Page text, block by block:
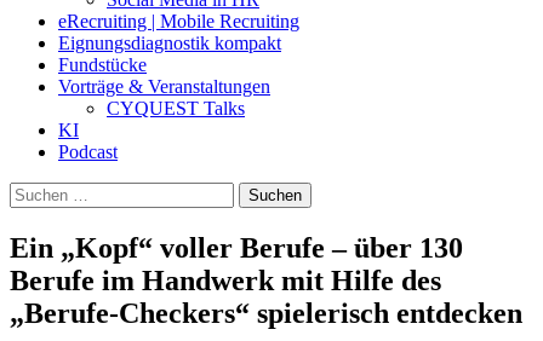
eRecruiting | Mobile Recruiting
Eignungsdiagnostik kompakt
Fundstücke
Vorträge & Veranstaltungen
CYQUEST Talks
KI
Podcast
Suchen
nach:
Ein „Kopf“ voller Berufe – über 130
Berufe im Handwerk mit Hilfe des
„Berufe-Checkers“ spielerisch entdecken